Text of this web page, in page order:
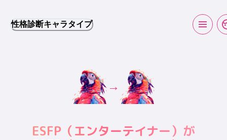
性格診断キャラタイプ
→
ESFP （エンターテイナー）が